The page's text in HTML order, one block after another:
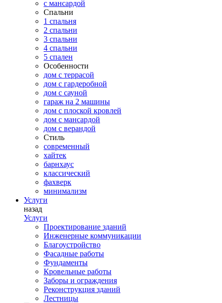
с мансардой
Спальни
1 спальня
2 спальни
3 спальни
4 спальни
5 спален
Особенности
дом с террасой
дом с гардеробной
дом с сауной
гараж на 2 машины
дом с плоской кровлей
дом с мансардой
дом с верандой
Стиль
современный
хайтек
барнхаус
классический
фахверк
минимализм
Услуги
назад
Услуги
Проектирование зданий
Инженерные коммуникации
Благоустройство
Фасадные работы
Фундаменты
Кровельные работы
Заборы и ограждения
Реконструкция зданий
Лестницы